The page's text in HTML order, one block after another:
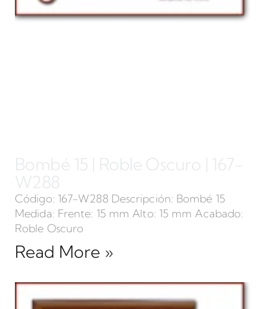
Bombé 15 | Roble Oscuro | 167-
W288
Código: 167-W288 Descripción: Bombé 15
Medida: Frente: 15 mm Alto: 15 mm Acabado:
Roble Oscuro
Read More »